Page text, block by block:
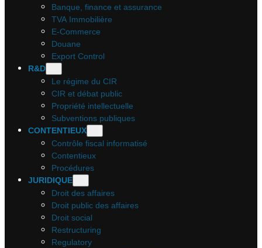
Banque, finance et assurance
TVA Immobilière
E-Commerce
Douane
Export Control
R&D
Le régime du CIR
CIR et débat public
Propriété intellectuelle
Subventions publiques
CONTENTIEUX
Contrôle fiscal informatisé
Contentieux
Procédures
JURIDIQUE
Droit des affaires
Droit public des affaires
Droit social
Restructuring
Regulatory